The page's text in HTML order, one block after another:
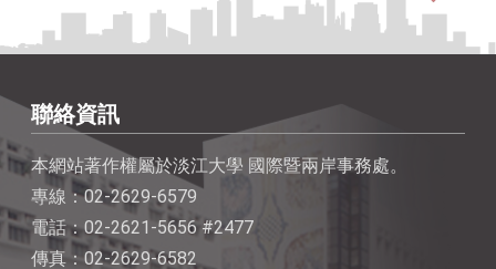
聯絡資訊
本網站著作權屬於淡江大學 國際暨兩岸事務處。
專線：02-2629-6579
電話：02-2621-5656 #2477
傳真：02-2629-6582